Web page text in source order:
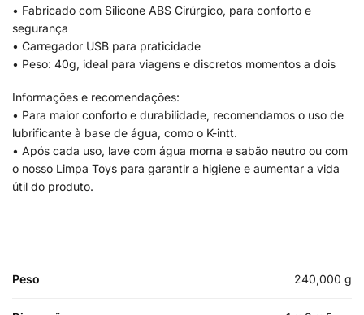
• Fabricado com Silicone ABS Cirúrgico, para conforto e
segurança
• Carregador USB para praticidade
• Peso: 40g, ideal para viagens e discretos momentos a dois
Informações e recomendações:
• Para maior conforto e durabilidade, recomendamos o uso de
lubrificante à base de água, como o K-intt.
• Após cada uso, lave com água morna e sabão neutro ou com
o nosso Limpa Toys para garantir a higiene e aumentar a vida
útil do produto.
Peso 240,000 g